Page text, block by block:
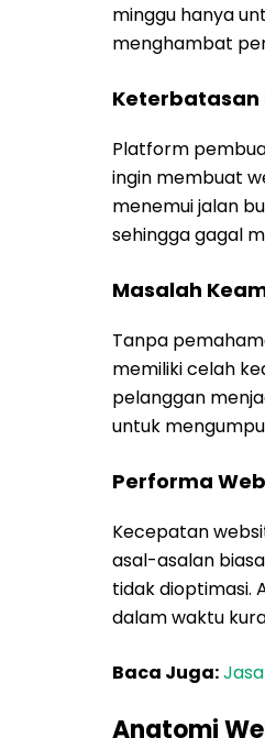
minggu hanya
menghambat
Keterbatasan
Platform
ingin membuat
menemui jalan
sehingga gagal
Masalah
Tanpa
memiliki celah
pelanggan
untuk
Performa
Kecepatan
asal-asalan
tidak dioptimasi.
dalam waktu
Baca Juga:
Anatomi